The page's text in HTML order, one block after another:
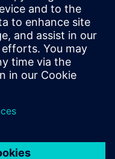
naudojimą ir
nustatymai
kai prasideda